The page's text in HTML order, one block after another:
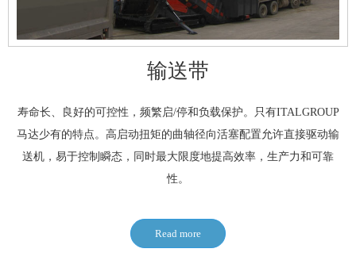
输送带
寿命长、良好的可控性，频繁启/停和负载保护。只有ITALGROUP
马达少有的特点。高启动扭矩的曲轴径向活塞配置允许直接驱动输
送机，易于控制瞬态，同时最大限度地提高效率，生产力和可靠
性。
Read more